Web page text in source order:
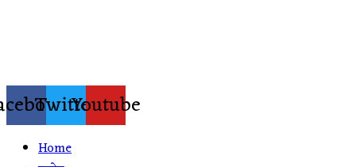
TwitterYoutube
Home